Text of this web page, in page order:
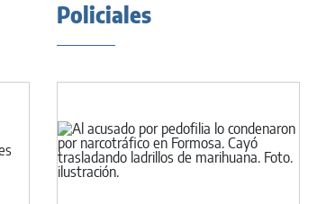
Policiales